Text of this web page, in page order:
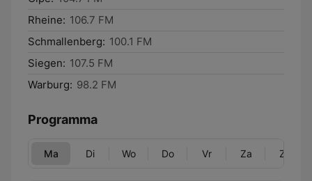
Rheine: 106.7 FM
Schmallenberg: 100.1 FM
Siegen: 107.5 FM
Warburg: 98.2 FM
Programma
Ma Di Wo Do Vr Za Zo